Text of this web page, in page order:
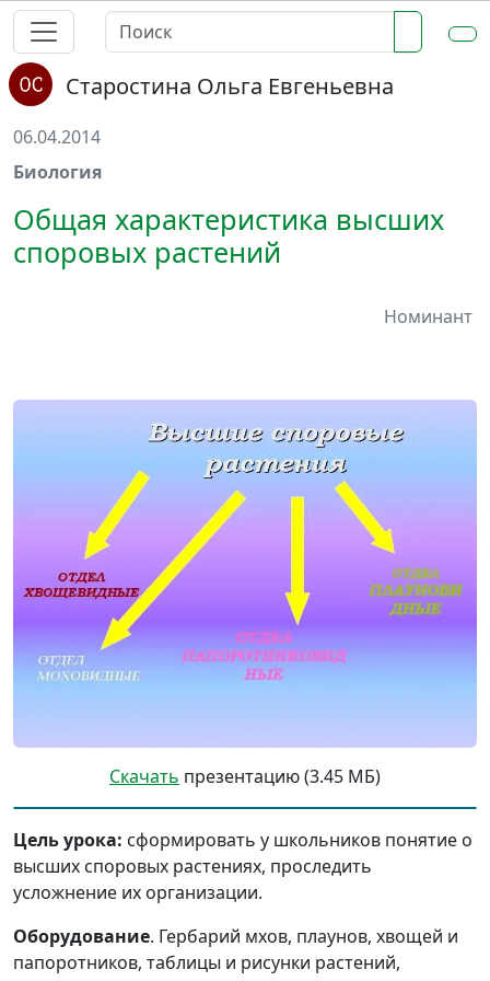
Старостина Ольга Евгеньевна
06.04.2014
Биология
Общая характеристика высших
споровых растений
Номинант
Скачать презентацию (3.45 МБ)
Цель урока: сформировать у школьников понятие о
высших споровых растениях, проследить
усложнение их организации.
Оборудование. Гербарий мхов, плаунов, хвощей и
папоротников, таблицы и рисунки растений,